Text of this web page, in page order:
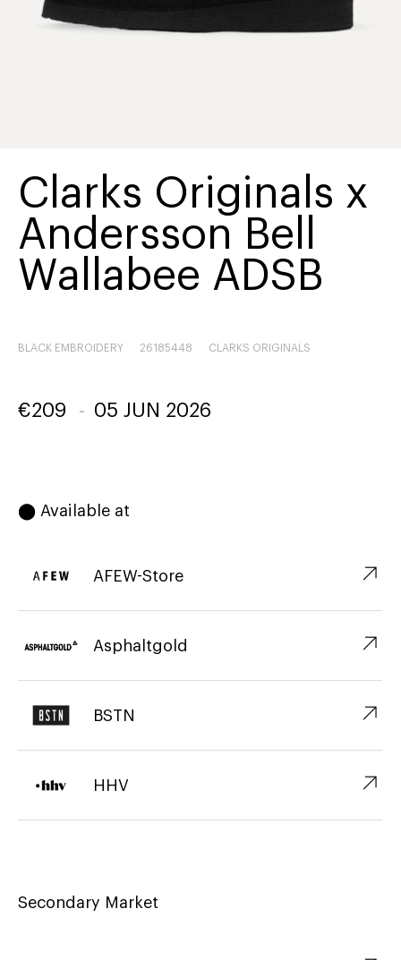
Clarks Originals x
Andersson Bell
Wallabee ADSB
BLACK EMBROIDERY 26185448 CLARKS ORIGINALS
€209 - 05 JUN 2026
⬤ Available at
AFEW-Store ↗︎
Asphaltgold ↗︎
BSTN ↗︎
HHV ↗︎
Secondary Market